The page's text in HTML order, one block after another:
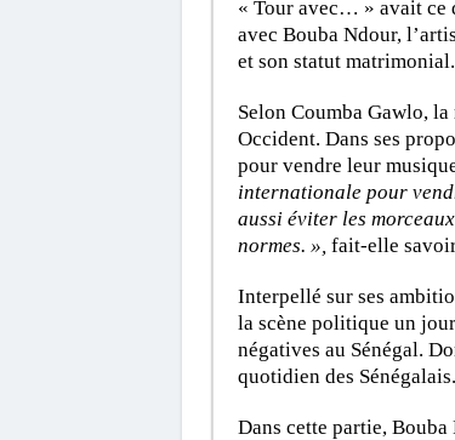
« Tour avec… » avait ce
avec Bouba Ndour,
et son statut matrimonial.
Selon Coumba Gawlo,
Occident. Dans ses
pour vendre leur
internationale pour
aussi éviter les
normes. », fait-elle
Interpellé sur ses
la scène politique un
négatives au Sénégal.
quotidien des Sénégalais.
Dans cette partie,